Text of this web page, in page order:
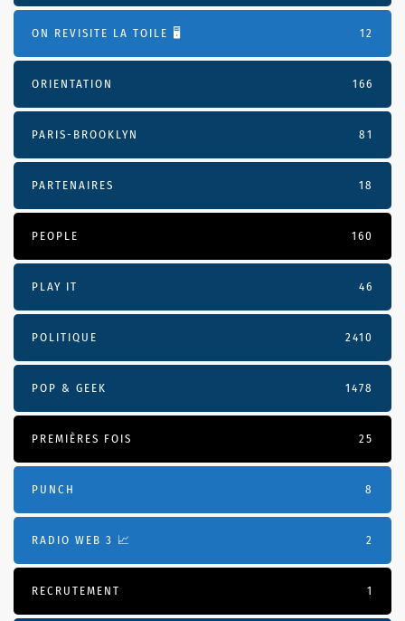
ON REVISITE LA TOILE 🖥️ 12
ORIENTATION 166
PARIS-BROOKLYN 81
PARTENAIRES 18
PEOPLE 160
PLAY IT 46
POLITIQUE 2410
POP & GEEK 1478
PREMIÈRES FOIS 25
PUNCH 8
RADIO WEB 3 📈 2
RECRUTEMENT 1